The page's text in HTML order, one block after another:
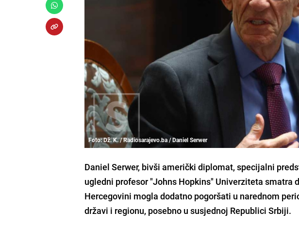
Foto: Dž. K. / Radiosarajevo.ba / Daniel Serwer
Daniel Serwer, bivši američki diplomat, specijalni
ugledni profesor "Johns Hopkins" Univerziteta smatra
Hercegovini mogla dodatno pogoršati u narednom
državi i regionu, posebno u susjednoj Republici Srbiji.